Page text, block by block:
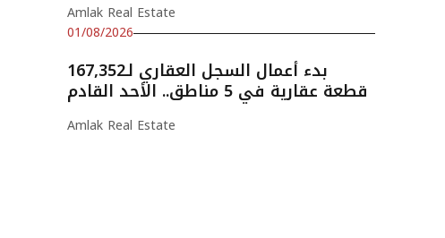
Amlak Real Estate
01/08/2026
بدء أعمال السجل العقاري لـ167,352
قطعة عقارية في 5 مناطق.. الأحد القادم
Amlak Real Estate